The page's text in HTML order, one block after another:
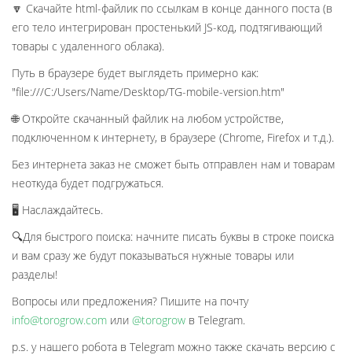
🔽 Скачайте html-файлик по ссылкам в конце данного поста (в
его тело интегрирован простенький JS-код, подтягивающий
товары с удаленного облака).
Путь в браузере будет выглядеть примерно как:
"file:///C:/Users/Name/Desktop/TG-mobile-version.htm"
🌐 Откройте скачанный файлик на любом устройстве,
подключенном к интернету, в браузере (Chrome, Firefox и т.д.).
Без интернета заказ не сможет быть отправлен нам и товарам
неоткуда будет подгружаться.
🖥 Наслаждайтесь.
🔍Для быстрого поиска: начните писать буквы в строке поиска
и вам сразу же будут показываться нужные товары или
разделы!
Вопросы или предложения? Пишите на почту
info@torogrow.com или @torogrow в Telegram.
p.s. у нашего робота в Telegram можно также скачать версию с